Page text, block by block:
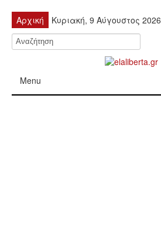
Αρχική Κυριακή, 9 Αύγουστος 2026
Menu